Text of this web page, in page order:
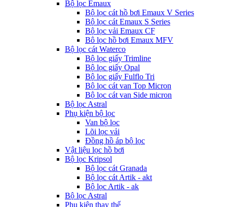
Bộ lọc Emaux
Bộ lọc cát hồ bơi Emaux V Series
Bộ lọc cát Emaux S Series
Bộ lọc vải Emaux CF
Bô lọc hồ bơi Emaux MFV
Bộ lọc cát Waterco
Bộ lọc giấy Trimline
Bộ lọc giấy Opal
Bộ lọc giấy Fulflo Tri
Bộ lọc cát van Top Micron
Bộ lọc cát van Side micron
Bộ lọc Astral
Phụ kiện bộ lọc
Van bộ lọc
Lõi lọc vải
Đồng hồ áp bộ lọc
Vật liệu lọc hồ bơi
Bộ lọc Kripsol
Bộ lọc cát Granada
Bộ lọc cát Artik - akt
Bộ lọc Artik - ak
Bộ lọc Astral
Phụ kiện thay thế